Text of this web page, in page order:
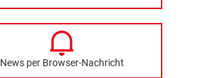
News per Browser-Nachricht